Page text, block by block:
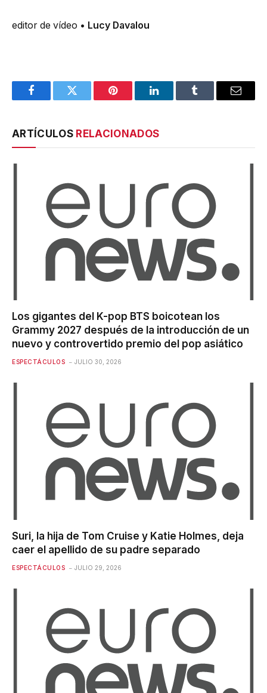
editor de vídeo • Lucy Davalou
FacebookTwitter Pinterest LinkedInTumblr Email
ARTÍCULOS RELACIONADOS
Los gigantes del K-pop BTS boicotean los
Grammy 2027 después de la introducción de un
nuevo y controvertido premio del pop asiático
ESPECTÁCULOS JULIO 30, 2026
Suri, la hija de Tom Cruise y Katie Holmes, deja
caer el apellido de su padre separado
ESPECTÁCULOS JULIO 29, 2026